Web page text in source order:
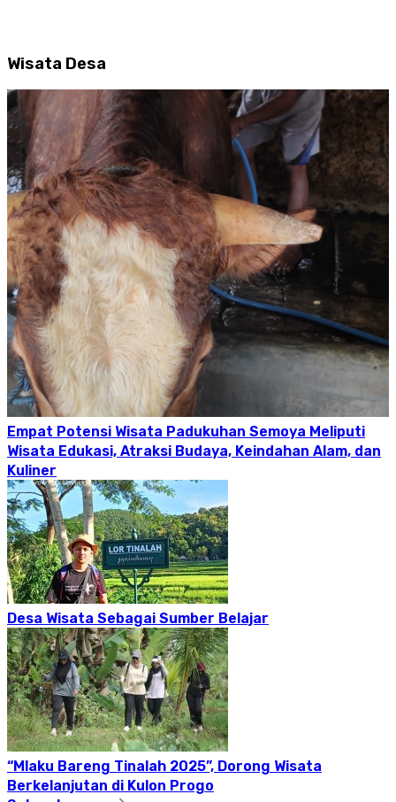
Wisata Desa
Empat Potensi Wisata Padukuhan Semoya Meliputi
Wisata Edukasi, Atraksi Budaya, Keindahan Alam, dan
Kuliner
Desa Wisata Sebagai Sumber Belajar
“Mlaku Bareng Tinalah 2025”, Dorong Wisata
Berkelanjutan di Kulon Progo